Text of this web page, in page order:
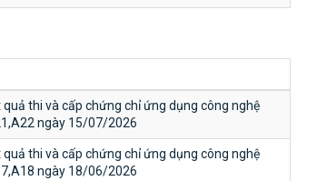
thi và cấp chứng chỉ ứng dụng công nghệ
ngày 15/07/2026
thi và cấp chứng chỉ ứng dụng công nghệ
ngày 18/06/2026